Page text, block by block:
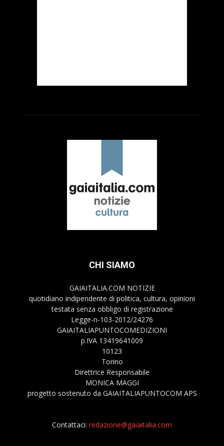
CHI SIAMO
GAIAITALIA.COM NOTIZIE
quotidiano indipendente di politica, cultura, opinioni
testata senza obbligo di registrazione
Legge-n-103-2012/24276
GAIAITALIAPUNTOCOMEDIZIONI
p.IVA 13419641009
10123
Torino
Direttrice Responsabile
MONICA MAGGI
progetto sostenuto da GAIAITALIAPUNTOCOM APS
Contattaci: redazione@gaiaitalia.com